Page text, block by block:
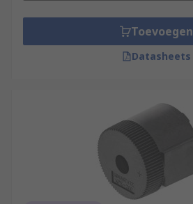
Toevoegen
Datasheets